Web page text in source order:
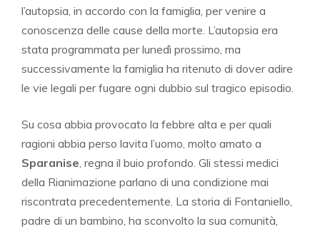
l’autopsia, in accordo con la famiglia, per venire a
conoscenza delle cause della morte. L’autopsia era
stata programmata per lunedì prossimo, ma
successivamente la famiglia ha ritenuto di dover adire
le vie legali per fugare ogni dubbio sul tragico episodio.
Su cosa abbia provocato la febbre alta e per quali
ragioni abbia perso lavita l’uomo, molto amato a
Sparanise, regna il buio profondo. Gli stessi medici
della Rianimazione parlano di una condizione mai
riscontrata precedentemente. La storia di Fontaniello,
padre di un bambino, ha sconvolto la sua comunità,